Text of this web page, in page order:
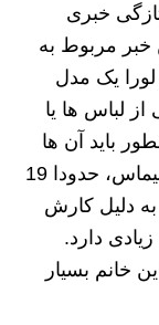
خبری
خبر مربوط به
یک مدل
لباس ها یا
باید آن ها
را پوشید یا استفاده کرد. این خانم لورا نیماس، حدودا 19
دلیل کارش
دارد.
خانم بسیار